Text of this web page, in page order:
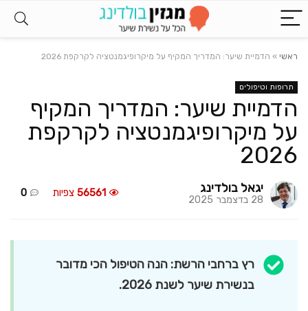
ראשי » הדמיית שיער: המדריך המקיף על מיקרופיגמנטציה לקרקפת 2026
תרופות וטיפולים
הדמיית שיער: המדריך המקיף
על מיקרופיגמנטציה לקרקפת
2026
יגאל בולדינג
28 בדצמבר 2025
56561 צפיות 0
רץ ברחבי הרשת: הנה הטיפול הכי מדובר
בנשירת שיער לשנת 2026.